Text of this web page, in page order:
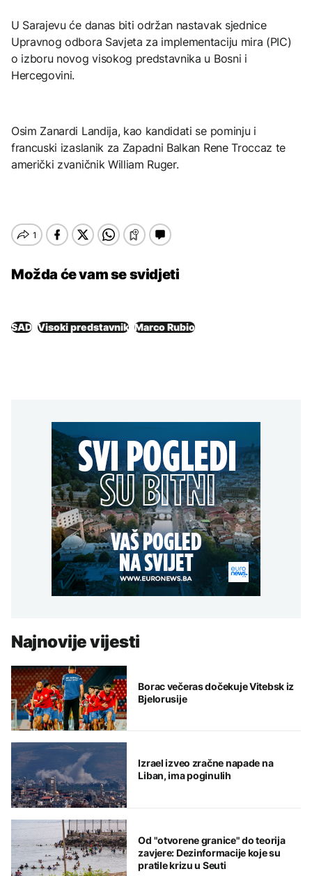
U Sarajevu će danas biti održan nastavak sjednice
Upravnog odbora Savjeta za implementaciju mira (PIC)
o izboru novog visokog predstavnika u Bosni i
Hercegovini.
Osim Zanardi Landija, kao kandidati se pominju i
francuski izaslanik za Zapadni Balkan Rene Troccaz te
američki zvaničnik William Ruger.
Možda će vam se svidjeti
SAD Visoki predstavnik Marco Rubio
Najnovije vijesti
Borac večeras dočekuje Vitebsk iz
Bjelorusije
Izrael izveo zračne napade na
Liban, ima poginulih
Od "otvorene granice" do teorija
zavjere: Dezinformacije koje su
pratile krizu u Seuti